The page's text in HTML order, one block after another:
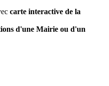
carte interactive de la
d'une Mairie ou d'un